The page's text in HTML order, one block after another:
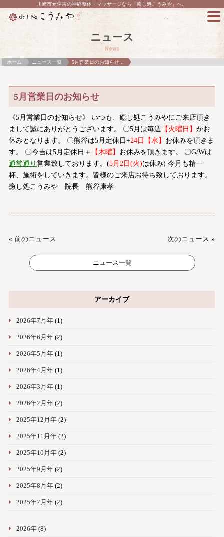
川崎市元住吉の神経整体・マッサージなら「癒し処こうみや」へ。
ニュース
News
ホーム ニュース一覧 5月営業日のお知らせ...
5月営業日のお知らせ
《5月営業日のお知らせ》 いつも、癒し処こうみやにご来店頂き
まして誠にありがとうございます。 〇5月は毎週
【火曜日】 がお
休みとなります。 〇熊谷は5月定休日 +24日【水】 お休みを頂きま
す。 〇今吉は5月定休日＋
【木曜】 お休みを頂きます。 〇G/Wは
通常通り 営業致しております。(5月2日(火)は休み) 今月も精一
杯、施術をしていきます。皆様のご来店お待ち致しております。
癒し処こうみや 院長 熊谷康孝
« 前のニュース 次のニュース »
ニュース一覧
アーカイブ
2026年7月年(1)
2026年6月年(2)
2026年5月年(1)
2026年4月年(1)
2026年3月年(1)
2026年2月年(2)
2025年12月年(2)
2025年11月年(2)
2025年10月年(2)
2025年9月年(2)
2025年8月年(2)
2025年7月年(2)
2026年(8)